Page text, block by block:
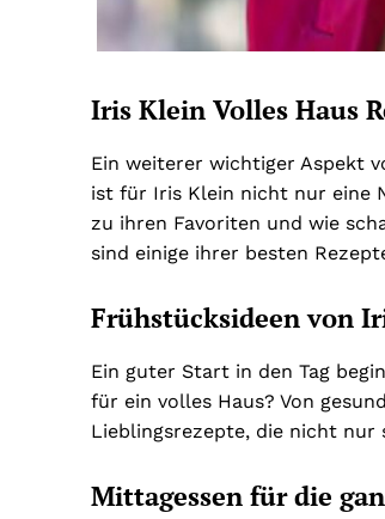
Iris Klein Volles Haus
Ein weiterer wichtiger Aspekt
ist für Iris Klein nicht nur eine
zu ihren Favoriten und wie
sind einige ihrer besten
Frühstücksideen von
Ein guter Start in den Tag
für ein volles Haus? Von
Lieblingsrezepte, die nicht nur
Mittagessen für die